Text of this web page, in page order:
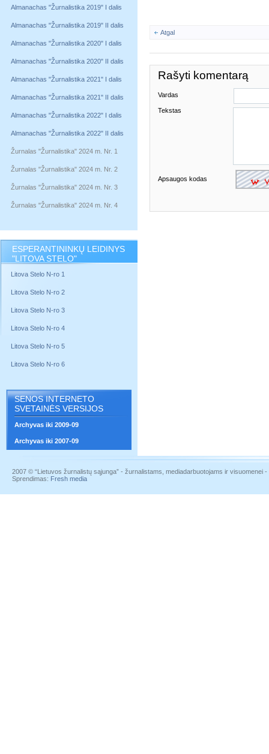
Almanachas "Žurnalistika 2019" I dalis
Almanachas "Žurnalistika 2019" II dalis
Almanachas "Žurnalistika 2020" I dalis
Almanachas "Žurnalistika 2020" II dalis
Almanachas "Žurnalistika 2021" I dalis
Almanachas "Žurnalistika 2021" II dalis
Almanachas "Žurnalistika 2022" I dalis
Almanachas "Žurnalistika 2022" II dalis
Žurnalas "Žurnalistika" 2024 m. Nr. 1
Žurnalas "Žurnalistika" 2024 m. Nr. 2
Žurnalas "Žurnalistika" 2024 m. Nr. 3
Žurnalas "Žurnalistika" 2024 m. Nr. 4
ESPERANTININKŲ LEIDINYS
"LITOVA STELO"
Litova Stelo N-ro 1
Litova Stelo N-ro 2
Litova Stelo N-ro 3
Litova Stelo N-ro 4
Litova Stelo N-ro 5
Litova Stelo N-ro 6
SENOS INTERNETO
SVETAINĖS VERSIJOS
Archyvas iki 2009-09
Archyvas iki 2007-09
Atgal
Rašyti komentarą
Vardas
Tekstas
Apsaugos kodas
2007 © “Lietuvos žurnalistų sąjunga” - žurnalistams, mediadarbuotojams ir visuomenei
Sprendimas: Fresh media